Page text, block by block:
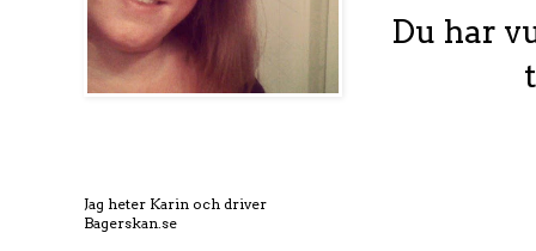
Du har
Jag heter Karin och driver
Bagerskan.se